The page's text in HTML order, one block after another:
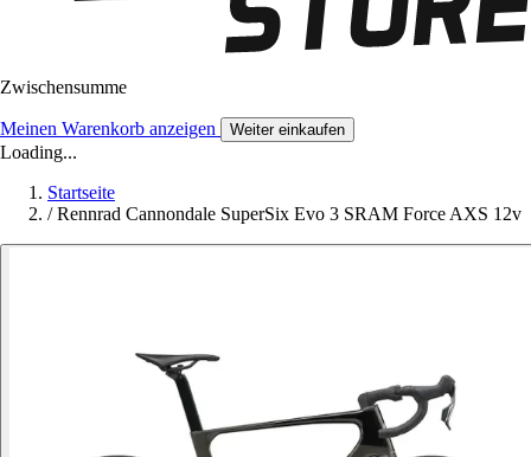
Zwischensumme
Meinen Warenkorb anzeigen Weiter einkaufen
Loading...
Startseite
/ Rennrad Cannondale SuperSix Evo 3 SRAM Force AXS 12v